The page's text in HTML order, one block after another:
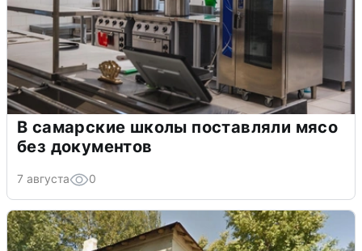
В самарские школы поставляли мясо
без документов
7 августа 0